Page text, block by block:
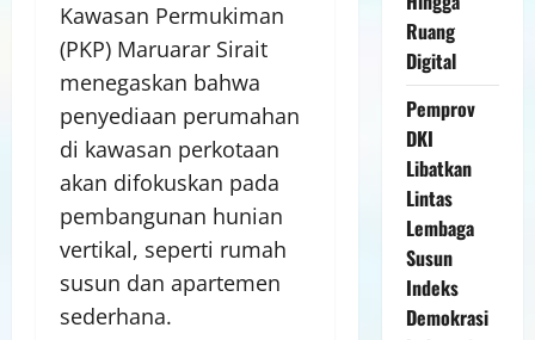
Kawasan Permukiman
(PKP) Maruarar Sirait
menegaskan bahwa
penyediaan perumahan
di kawasan perkotaan
akan difokuskan pada
pembangunan hunian
vertikal, seperti rumah
susun dan apartemen
sederhana.
Ruang
Digital
Pemprov
DKI
Libatkan
Lintas
Lembaga
Susun
Indeks
Demokrasi